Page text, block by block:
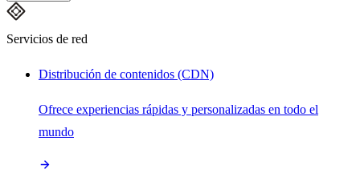
Servicios de red
Distribución de contenidos (CDN)
Ofrece experiencias rápidas y personalizadas en todo el
mundo